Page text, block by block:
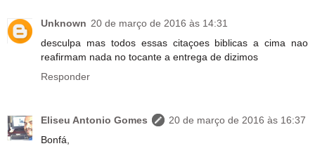
Unknown 20 de março de 2016 às 14:31
desculpa mas todos essas citaçoes biblicas a cima nao
reafirmam nada no tocante a entrega de dizimos
Responder
Eliseu Antonio Gomes
20 de março de 2016 às 16:37
Bonfá,